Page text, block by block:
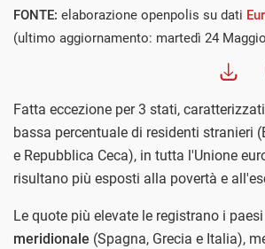
FONTE: elaborazione openpolis su dati
(ultimo aggiornamento: martedì 24
Fatta eccezione per 3 stati,
bassa percentuale di residenti stranieri
e Repubblica Ceca), in tutta l'Unione
risultano più esposti alla povertà e
Le quote più elevate le registrano i
meridionale (Spagna, Grecia e Italia),